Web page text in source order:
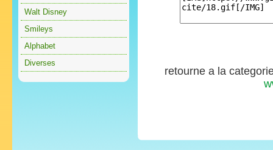
Walt Disney
Smileys
Alphabet
Diverses
retourne a la